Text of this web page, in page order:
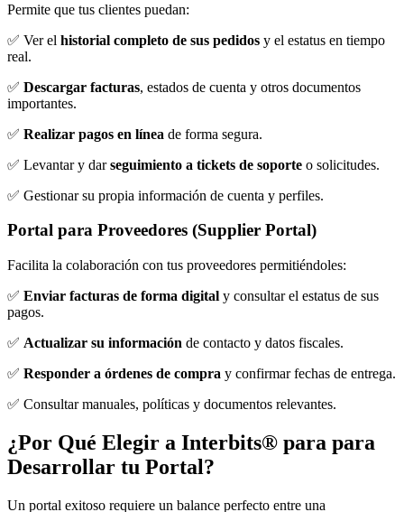
Permite que tus clientes puedan:
✅ Ver el historial completo de sus pedidos y el estatus en tiempo
real.
✅ Descargar facturas, estados de cuenta y otros documentos
importantes.
✅ Realizar pagos en línea de forma segura.
✅ Levantar y darseguimiento a tickets de soporte o solicitudes.
✅ Gestionar su propia información de cuenta y perfiles.
Portal para Proveedores (Supplier Portal)
Facilita la colaboración con tus proveedores permitiéndoles:
✅ Enviar facturas de forma digital y consultar el estatus de sus
pagos.
✅ Actualizar su información de contacto y datos fiscales.
✅ Responder a órdenes de compra y confirmar fechas de entrega.
✅ Consultar manuales, políticas y documentos relevantes.
¿Por Qué Elegir a Interbits® para para
Desarrollar tu Portal?
Un portal exitoso requiere un balance perfecto entre una